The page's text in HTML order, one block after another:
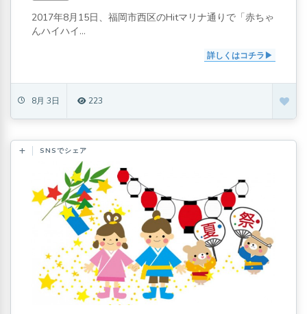
2017年8月15日、福岡市西区のHitマリナ通りで「赤ちゃ
んハイハイ...
詳しくはコチラ
8月 3日 223
SNSでシェア